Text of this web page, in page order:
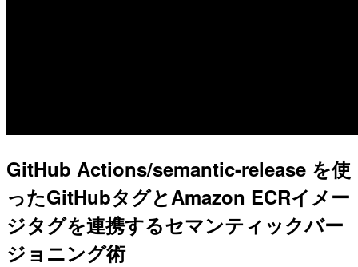
GitHub Actions/semantic-release を使
ったGitHubタグとAmazon ECRイメー
ジタグを連携するセマンティックバー
ジョニング術